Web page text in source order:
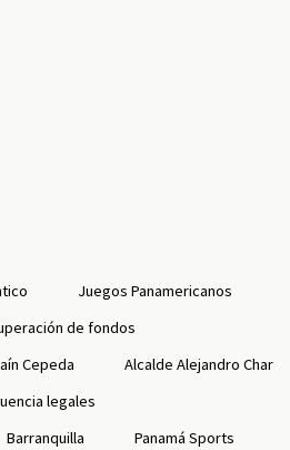
Juegos Panamericanos
de fondos
Cepeda
Alcalde Alejandro Char
legales
Barranquilla Panamá Sports